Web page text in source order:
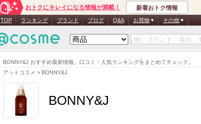
BONNY&J おすすめ最新情報。口コミ・人気ランキングをまとめてチェック。
アットコスメ > BONNY&J
おトクにキレイになる情報が満載！ 新着おトク情報
TOP ランキング ブランド ブログ Q&A お買物 その他
BONNY&J